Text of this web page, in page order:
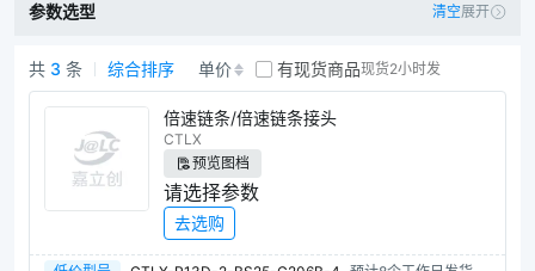
平顶链 链条导向件
链条导向件带C型槽钢
链条导向件带安装法兰型
摩擦条/钢轨
链条连接杆 惰轮销
参数选型 清空展开
倍速链轮/链条商品列表
共 3 条 综合排序 单价 有现货商品现货2小时发
倍速链条/倍速链条接头
CTLX
预览图档
请选择参数
去选购